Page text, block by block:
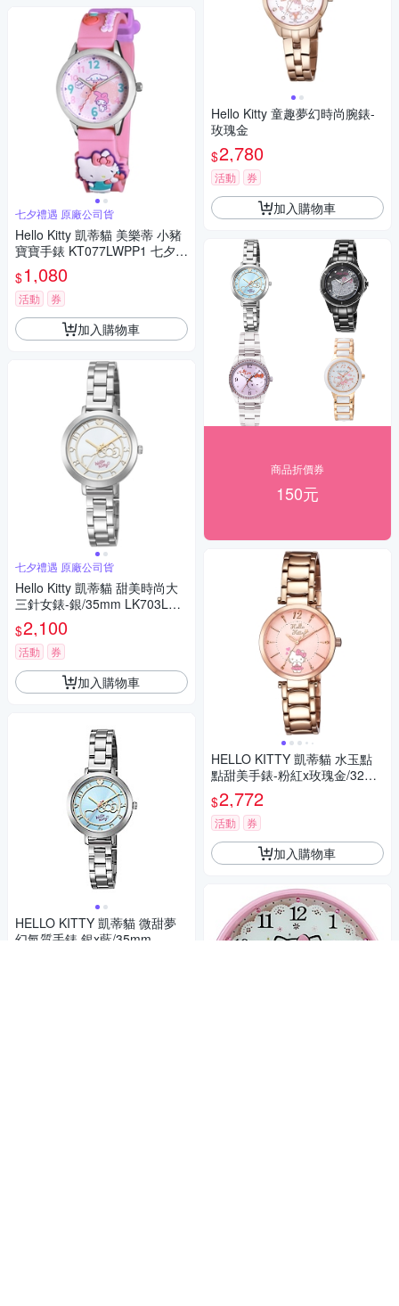
七夕禮遇 原廠公司貨
Hello Kitty 凱蒂貓 美樂蒂 小豬
寶寶手錶 KT077LWPP1 七夕寵
愛季 送禮推薦
$1,080
活動 券
加入購物車
七夕禮遇 原廠公司貨
Hello Kitty 凱蒂貓 甜美時尚大
三針女錶-銀/35mm LK703LWK
A 七夕寵愛季 送禮推薦
$2,100
活動 券
加入購物車
HELLO KITTY 凱蒂貓 微甜夢
幻氣質手錶 銀x藍/35mm
Hello Kitty 童趣夢幻時尚腕錶-
玫瑰金
$2,780
活動 券
加入購物車
商品折價券
150元
HELLO KITTY 凱蒂貓 水玉點
點甜美手錶-粉紅x玫瑰金/32m
m
$2,772
活動 券
加入購物車